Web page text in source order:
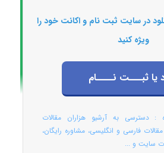
در سایت ثبت نام و اکانت خود را
ویژه کنید
یا ثبـــت نــــام
: دسترسی به آرشیو هزاران مقالات
فارسی و انگلیسی، مشاوره رایگان،
سایت و ...